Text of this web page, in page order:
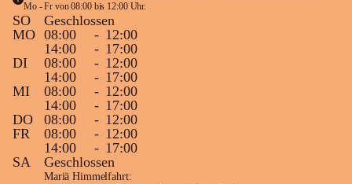
Mo - Fr von 08:00 bis 12:00 Uhr.
SO
Geschlossen
MO 08:00 - 12:00
14:00
- 17:00
DI
08:00 - 12:00
14:00
- 17:00
MI
08:00 - 12:00
14:00
- 17:00
DO
08:00 - 12:00
FR
08:00 - 12:00
14:00
- 17:00
SA
Geschlossen
Mariä Himmelfahrt: